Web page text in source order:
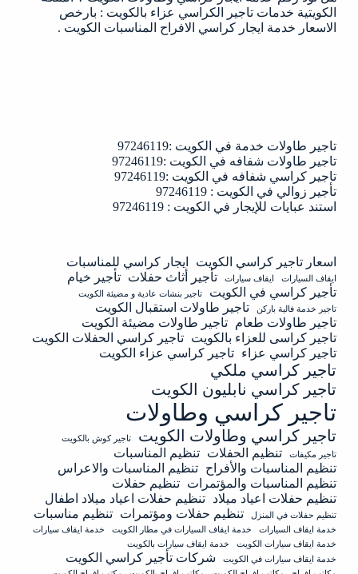
الكويتية خدمات تاجير الكراسي عزاء بالكويت : بارخص
الاسعار خدمة ايجار كراسي الافراح المناسبات الكويت .
تاجير طاولات خدمة في الكويت :97246119
تاجير طاولات شفافه في الكويت :97246119
تاجير كراسي شفافه في الكويت :97246119
تأجير زوالي في الكويت : 97246119
استند عبايات للإيجار في الكويت : 97246119
اسعار تاجير كراسي الكويت ايجار كراسي للمناسبات
ايقاف السيارات ايقاف سيارات تأجير أثاث حفلات تأجير خيام
تأجير كراسي في الكويت
تاجير بنشات عادية و مضيئة الكويت
تاجير خدمة فالية باركن
تاجير طاولات استقبال الكويت
تاجير طاولات طعام تاجير طاولات مضيئة الكويت
تاجير كراسى للعزاء بالكويت تاجير كراسي الحفلات الكويت
تاجير كراسي عزاء تاجير كراسي عزاء الكويت
تاجير كراسي ملكي
تاجير كراسي نابليون الكويت
تاجير كراسي وطاولات
تاجير كراسي وطاولات الكويت
تاجير كوش بالكويت
تاجير مكيفات
تنظيم الحفلات تنظيم المناسبات
تنظيم المناسبات والأفراح تنظيم المناسبات والاعراس
تنظيم المناسبات والمؤتمرات تنظيم حفلات
تنظيم حفلات اعياد ميلاد تنظيم حفلات اعياد ميلاد اطفال
تنظيم حفلات في المنزل تنظيم حفلات ومؤتمرات تنظيم مناسبات
خدمة ايقاف السيارات خدمة ايقاف السيارات في مطار الكويت
خدمة ايقاف سيارات
خدمة ايقاف سيارات الكويت
خدمة ايقاف سيارات بالكويت
خدمة ايقاف سيارات في الكويت
شركات تأجير كراسي الكويت